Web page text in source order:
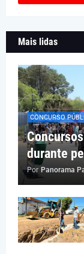
Mais lidas
CONCURSO
durante
Por Panorama